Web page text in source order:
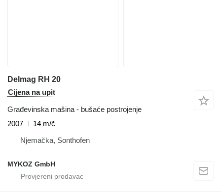
Delmag RH 20
Cijena na upit
Građevinska mašina - bušaće postrojenje
2007
14 m/č
Njemačka, Sonthofen
MYKOZ GmbH